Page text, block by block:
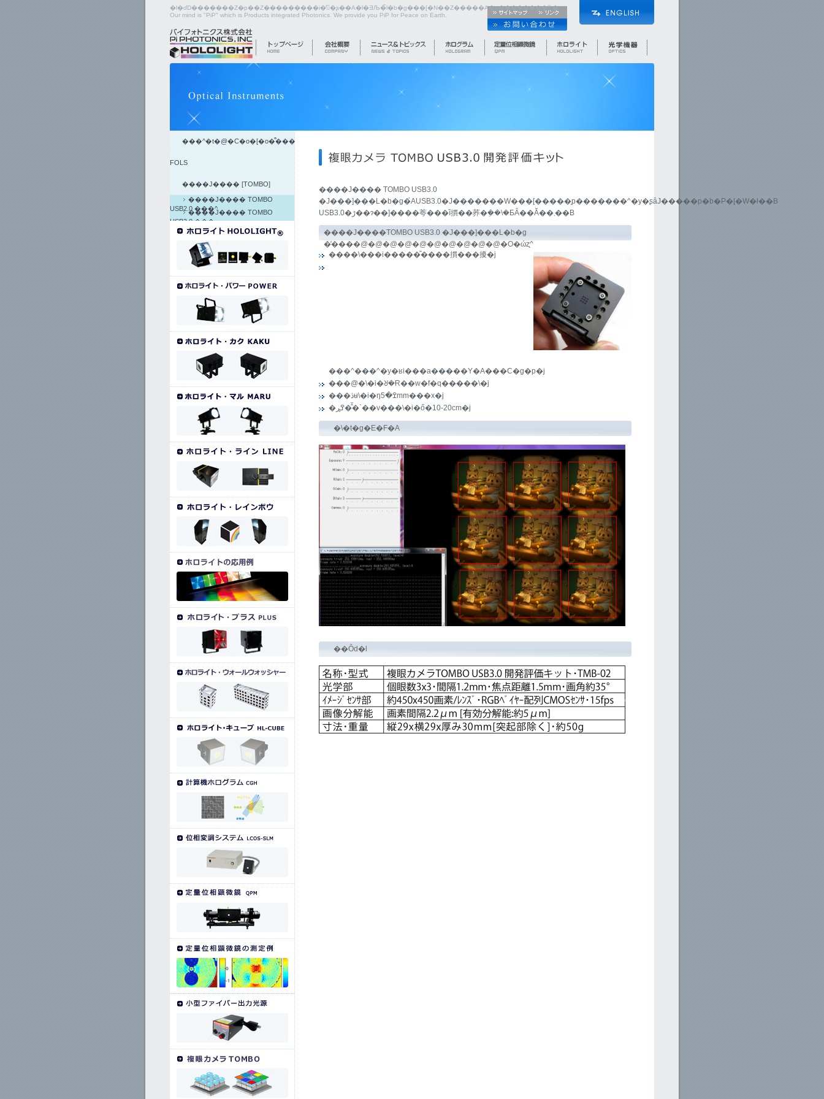
�l�ɗD�������Z�p��Z���������i�̒񋟂�ʂ��A�l�ƎЉ�̃l�b�g���[�N��Z�����A�n���̖�����񂫂܂�.
Our mind is "PiP" which is Products integrated Photonics. We provide you PiP for Peace on Earth.
���^�t�@�C�o�[�o�͌���
FOLS
����J���� [TOMBO]
����J���� TOMBO
USB2.0 ���^
����J���� TOMBO
USB3.0 ���
����J���� TOMBO USB3.0
�J���]���L�b�g�́AUSB3.0�J�������W���[�����̗p�������^�y�ʂȃJ�����p�b�P�[�W�ł��B
USB3.0�ڑ��ɂ��]����荂���ȉ摜��荞�݂��\�ƂȂ��Ă��܂��B
����J����TOMBO USB3.0 �J���]���L�b�g
�̓����@�@�@�@�@�@�@�@�@�@�O�ώʐ^
����\���i�����̎����摜���擾�j
���^���^�y�ʁi���a�����Y�A���C�g�p�j
���@�\�i�ᖈ�Ɍ��w�f�q�����\�j
���ڎʉ\�i�ŋߐ�5mm���x�j
�ߐڕ��̂̌`��v���\�i�ő�10-20cm�j
�\�t�g�E�F�A
��Ȏd�l